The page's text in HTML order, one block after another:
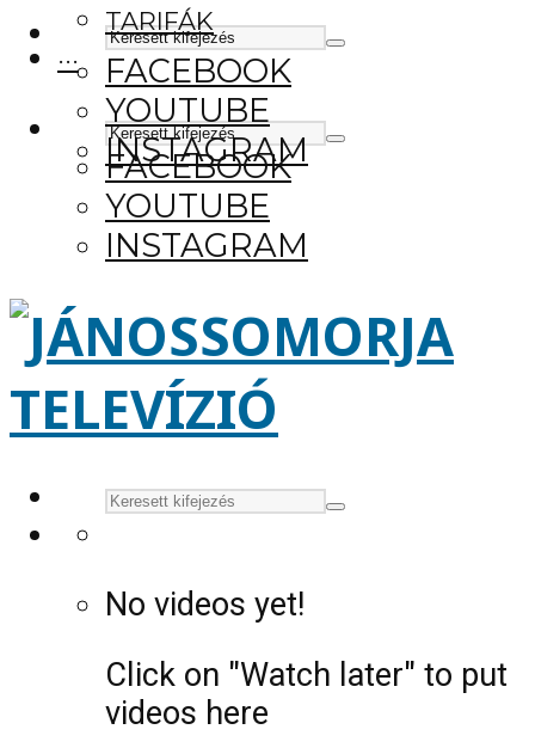
FACEBOOK
YOUTUBE
INSTAGRAM
TARIFÁK
···
FACEBOOK
YOUTUBE
INSTAGRAM
No videos yet!
Click on "Watch later" to put
videos here